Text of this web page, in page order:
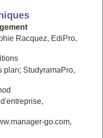
Racquez, EdiPro,
plan; StudyramaPro,
go.com,